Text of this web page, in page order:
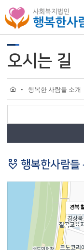
오시는 길
• 행복한 사람들 소개
행복한사람들
경북